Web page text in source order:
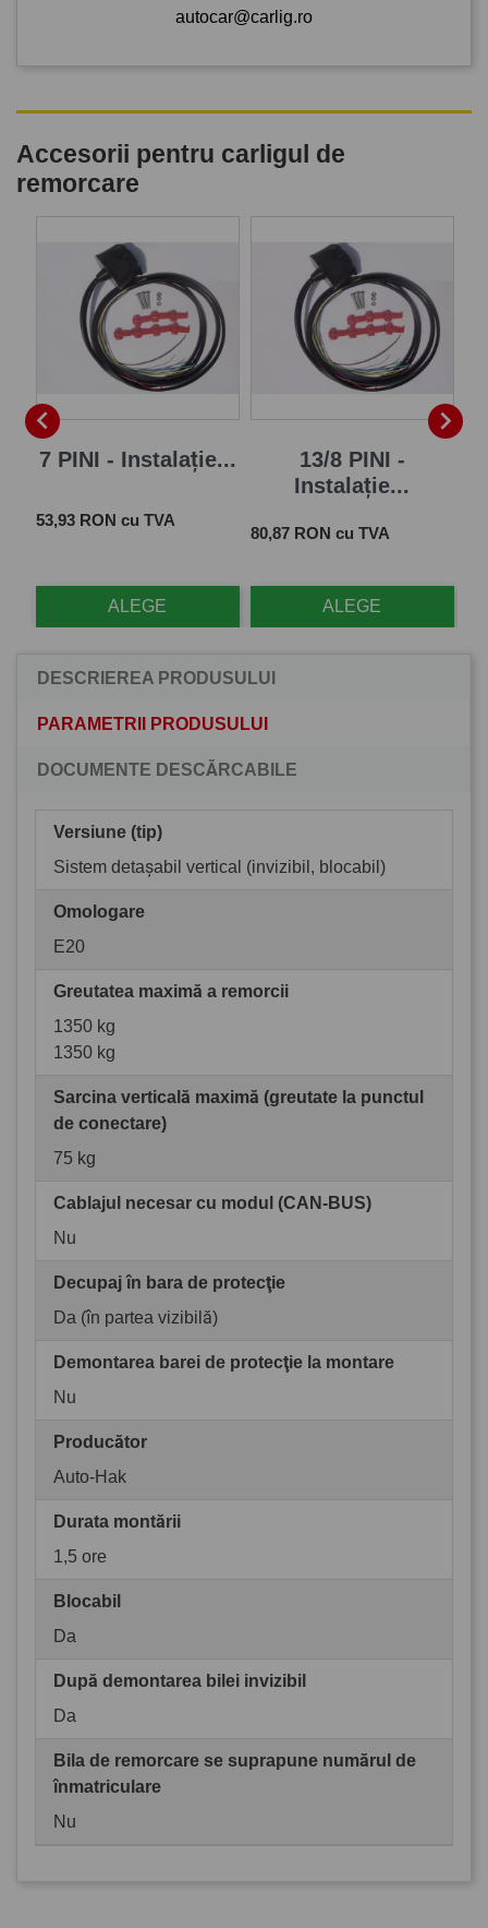
autocar@carlig.ro
Accesorii pentru carligul de
remorcare

7 PINI - Instalație...
Pret
53,93 RON cu TVA
ALEGE
13/8 PINI -
Instalație...
Pret
80,87 RON cu TVA
ALEGE

DESCRIEREA PRODUSULUI
PARAMETRII PRODUSULUI
DOCUMENTE DESCĂRCABILE
Versiune (tip)
Sistem detașabil vertical (invizibil, blocabil)
Omologare
E20
Greutatea maximă a remorcii
1350 kg
1350 kg
Sarcina verticală maximă (greutate la punctul
de conectare)
75 kg
Cablajul necesar cu modul (CAN-BUS)
Nu
Decupaj în bara de protecţie
Da (în partea vizibilă)
Demontarea barei de protecţie la montare
Nu
Producător
Auto-Hak
Durata montării
1,5 ore
Blocabil
Da
După demontarea bilei invizibil
Da
Bila de remorcare se suprapune numărul de
înmatriculare
Nu